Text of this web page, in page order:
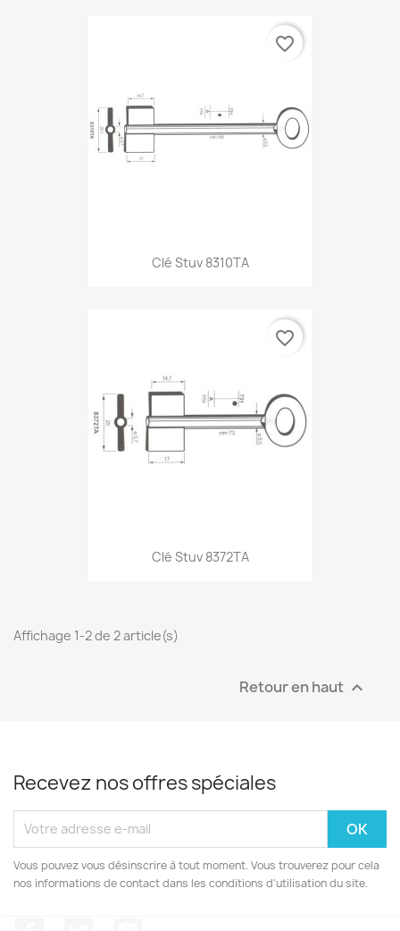
Clé Stuv 8310TA
favorite_border
Clé Stuv 8372TA
favorite_border
Affichage 1-2 de 2 article(s)
Retour en haut 
Recevez nos offres spéciales
Vous pouvez vous désinscrire à tout moment. Vous trouverez pour cela
nos informations de contact dans les conditions d'utilisation du site.